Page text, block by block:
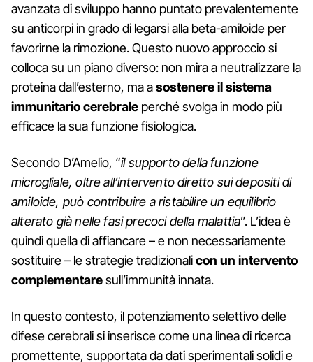
avanzata di sviluppo hanno puntato prevalentemente
su anticorpi in grado di legarsi alla beta-amiloide per
favorirne la rimozione. Questo nuovo approccio si
colloca su un piano diverso: non mira a neutralizzare la
proteina dall’esterno, ma asostenere il sistema
immunitario cerebrale perché svolga in modo più
efficace la sua funzione fisiologica.
Secondo D’Amelio, “il supporto della funzione
microgliale, oltre all’intervento diretto sui depositi di
amiloide, può contribuire a ristabilire un equilibrio
alterato già nelle fasi precoci della malattia”. L’idea è
quindi quella di affiancare – e non necessariamente
sostituire – le strategie tradizionalicon un intervento
complementaresull’immunità innata.
In questo contesto, il potenziamento selettivo delle
difese cerebrali si inserisce come una linea di ricerca
promettente, supportata da dati sperimentali solidi e